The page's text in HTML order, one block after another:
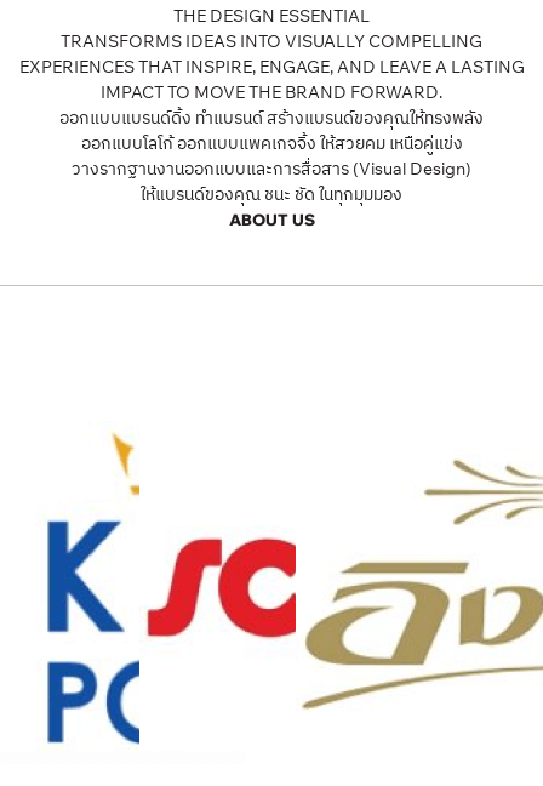
THE DESIGN ESSENTIAL
TRANSFORMS IDEAS INTO VISUALLY COMPELLING
EXPERIENCES THAT INSPIRE, ENGAGE, AND LEAVE A LASTING
IMPACT TO MOVE THE BRAND FORWARD.
ออกแบบแบรนด์ดิ้ง ทำแบรนด์ สร้างแบรนด์ของคุณให้ทรงพลัง
ออกแบบโลโก้ ออกแบบแพคเกจจิ้ง ให้สวยคม เหนือคู่แข่ง
วางรากฐานงานออกแบบและการสื่อสาร (Visual Design)
ให้แบรนด์ของคุณ ชนะ ชัด ในทุกมุมมอง
ABOUT US